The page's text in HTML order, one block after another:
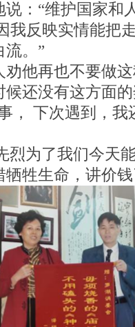
：“维护国家和
我反映实情能把
流。”
他再也不要做
候还没有这方面
， 下次遇到，
烈为了我们今天
牲生命，讲价